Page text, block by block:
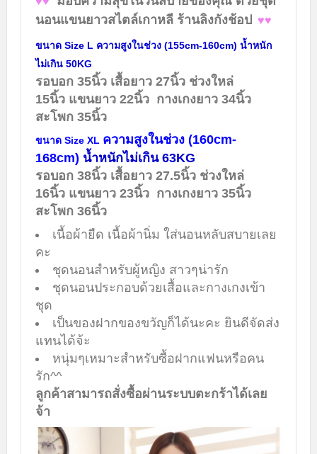
นอนแขนยาวสไตล์เกาหลี ร้านลิงกังช้อป
♥♥
ขนาด Size L ความสูงในช่วง (155cm-160cm) น้ำหนัก
ไม่เกิน 50KG
รอบอก 35นิ้ว เสื้อยาว 27นิ้ว ช่วงใหล่
15นิ้ว แขนยาว 22นิ้ว กางเกงยาว 34นิ้ว
สะโพก 35นิ้ว
ขนาด Size XL ความสูงในช่วง (160cm-
168cm) น้ำหนักไม่เกิน 63KG
รอบอก 38นิ้ว เสื้อยาว 27.5นิ้ว ช่วงใหล่
16นิ้ว แขนยาว 23นิ้ว กางเกงยาว 35นิ้ว
สะโพก 36นิ้ว
เนื้อผ้ายืด เนื้อผ้านิ่ม ใส่นอนหลับสบายเลย
คะ
ชุดนอนสำหรับผู้หญิง สาวๆน่ารัก
ชุดนอนประกอบด้วยเสื้อและกางเกงเข้า
ชุด
เป็นของฝากของขวัญก็ได้นะคะ ยินดีจัดส่ง
แทนได้จ้ะ
หนุ่มๆเหมาะสำหรับซื้อฝากแฟนหรือคน
รัก^^
ลูกค้าสามารถสั่งซื้อผ่านระบบตะกร้าได้เลย
จ้า